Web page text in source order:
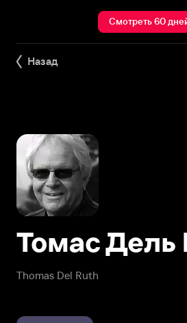
Смотреть 60
Назад
Thomas Del Ruth
Томас Дель